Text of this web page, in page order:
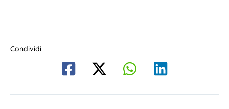
Condividi